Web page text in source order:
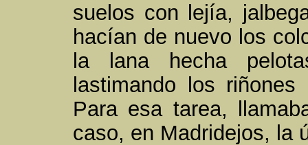
suelos con lejía,
hacían de nuevo los
la lana hecha
lastimando los
Para esa tarea,
caso, en Madridejos, la